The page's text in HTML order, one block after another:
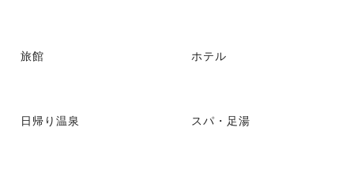
旅館 ホテル
日帰り温泉 スパ・足湯